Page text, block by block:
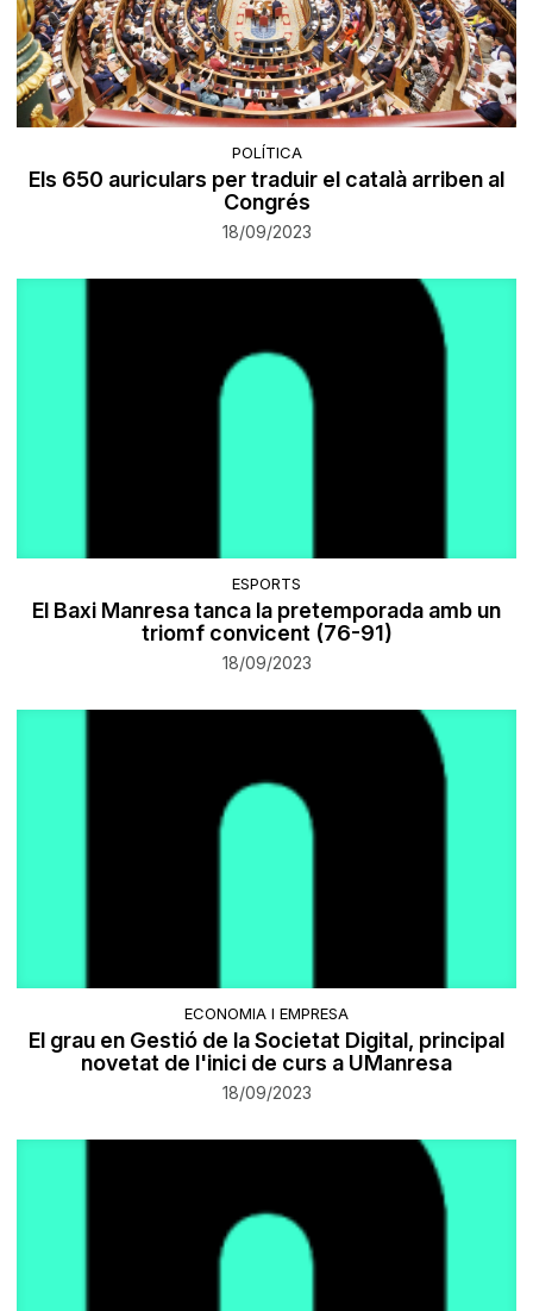
POLÍTICA
Els 650 auriculars per traduir el català arriben al
Congrés
18/09/2023
ESPORTS
El Baxi Manresa tanca la pretemporada amb un
triomf convicent (76-91)
18/09/2023
ECONOMIA I EMPRESA
El grau en Gestió de la Societat Digital, principal
novetat de l'inici de curs a UManresa
18/09/2023